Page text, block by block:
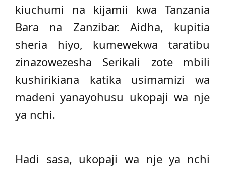
kiuchumi na kijamii kwa Tanzania
Bara na Zanzibar. Aidha, kupitia
sheria hiyo, kumewekwa taratibu
zinazowezesha Serikali zote mbili
kushirikiana katika usimamizi wa
madeni yanayohusu ukopaji wa nje
ya nchi.
Hadi sasa, ukopaji wa nje ya nchi